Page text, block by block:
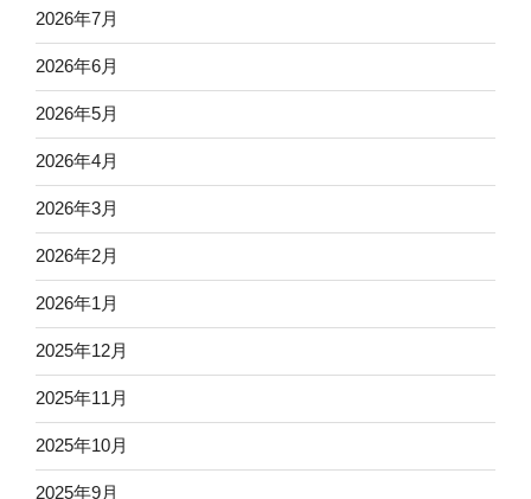
2026年7月
2026年6月
2026年5月
2026年4月
2026年3月
2026年2月
2026年1月
2025年12月
2025年11月
2025年10月
2025年9月